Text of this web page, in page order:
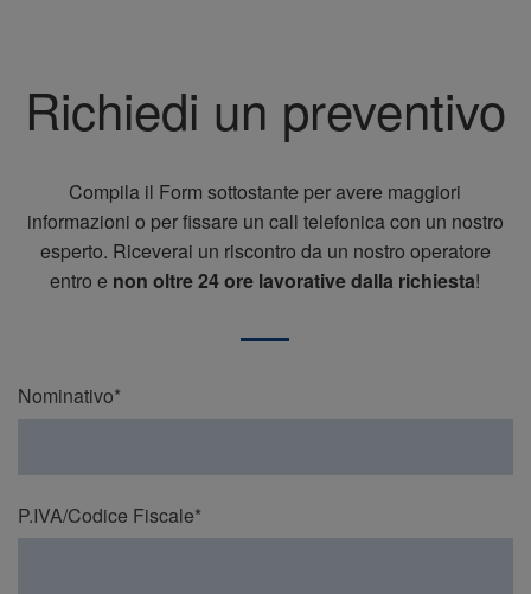
Richiedi un preventivo
Compila il Form sottostante per avere maggiori
informazioni o per fissare un call telefonica con un nostro
esperto. Riceverai un riscontro da un nostro operatore
entro e non oltre 24 ore lavorative dalla richiesta!
Nominativo*
P.IVA/Codice Fiscale*